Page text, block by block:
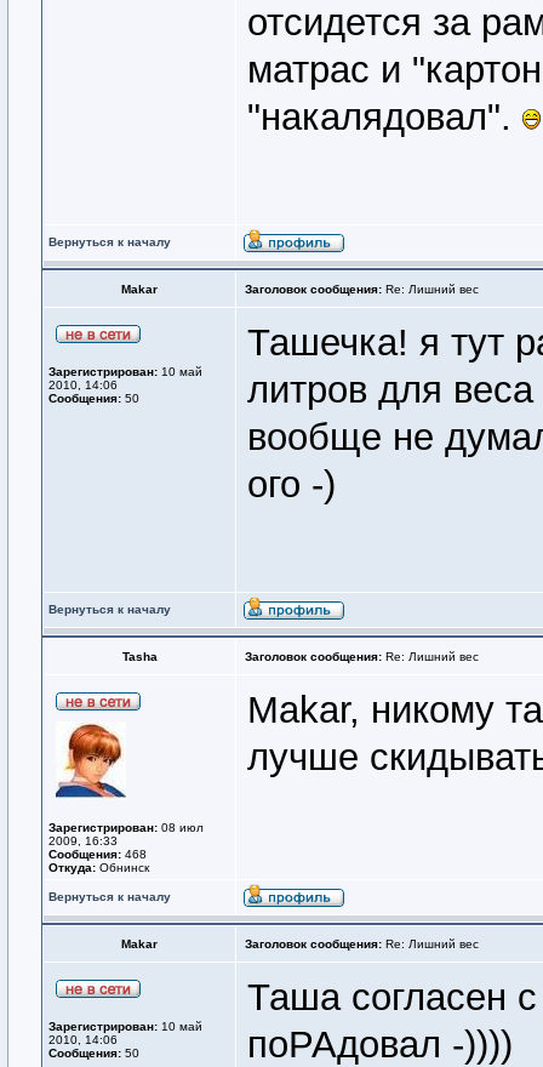
отсидется за
матрас и
"накалядовал".
Вернуться к началу
Makar Заголовок сообщения: Re: Лишний вес
Зарегистрирован: 10 май
2010, 14:06
Сообщения: 50
Ташечка! я тут
литров для
вообще не
ого -)
Вернуться к началу
Tasha Заголовок сообщения: Re: Лишний вес
Зарегистрирован: 08 июл
2009, 16:33
Сообщения: 468
Откуда: Обнинск
Makar, никому
лучше
Вернуться к началу
Makar Заголовок сообщения: Re: Лишний вес
Зарегистрирован: 10 май
2010, 14:06
Сообщения: 50
Таша согласен
поРАдовал -))))